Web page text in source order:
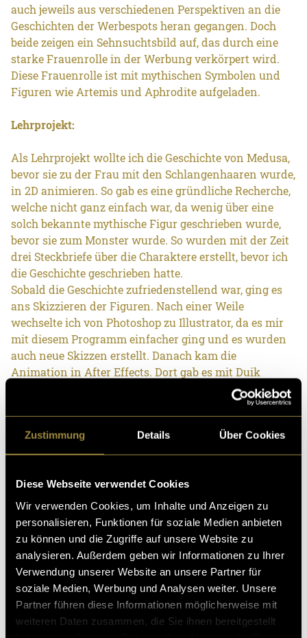
Zustimmung Details Über Cookies
Diese Webseite verwendet Cookies
Wir verwenden Cookies, um Inhalte und Anzeigen zu
personalisieren, Funktionen für soziale Medien anbieten
zu können und die Zugriffe auf unsere Website zu
analysieren. Außerdem geben wir Informationen zu Ihrer
Verwendung unserer Website an unsere Partner für
soziale Medien, Werbung und Analysen weiter. Unsere
Partner führen diese Informationen möglicherweise mit
weiteren Daten zusammen, die Sie ihnen bereitgestellt
auch jeweils aus verschiedenen Perspektiven an die
Geschichten der Werbespots heran gegangen. Doch
beide zeigen ein Sehnsuchtsbild auf, das durch eine
starke Frauenrolle in der Werbung verkörpert wird.
Diese Frauenrolle ist mit mythischen Symbolen und
Figuren wie Artemis und Aphrodite aufgeladen.
Lehrprojekt:
Als Lehrprojekt wollte ich die Geschichte von Medusa,
bevor sie zu der Frau mit den Schlangenhaaren wurde,
in 2D animieren. So gab es eine gründliche Recherche,
welche nicht ganz einfach war, da wenig über eine
solch bekannte mythische Figur geschrieben wurde,
bevor sie zum Monster wurde. So wurden mit der Zeit
drei Steckbriefe über die Charaktere erstellt, bevor ich
die Geschichte geschrieben hatte.
Sobald die Geschichte zufriedenstellend war, ging es
ans Skizzieren der Figuren. Nach einer Weile
wechselte ich von Photoshop zu Illustrator, da es mir
mit diesem Programm einfacher ging und es wurden
auch neue Skizzen erstellt. Danach kam die
Animation in After Effects. Dort gab es mit Duik
Angela einige Probleme, welche mit diversen
Alternativlösungen bewältigt werden konnten. Das
Audio wurde selbst aufgenommen und ein wenig
bearbeitet, dass keine Hintergrundgeräusche dabei
sind.
Hierist der Link zu meinem Lehrprojekt.
Ähnliche Artikel